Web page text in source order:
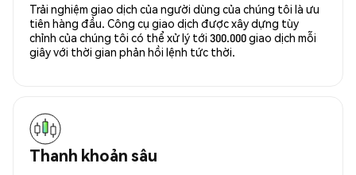
Trải nghiệm giao dịch của người dùng của chúng tôi là ưu
tiên hàng đầu. Công cụ giao dịch được xây dựng tùy
chỉnh của chúng tôi có thể xử lý tới 300.000 giao dịch mỗi
giây với thời gian phản hồi lệnh tức thời.
Thanh khoản sâu